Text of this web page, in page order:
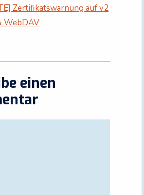
Zertifikatswarnung auf v2
WebDAV
einen